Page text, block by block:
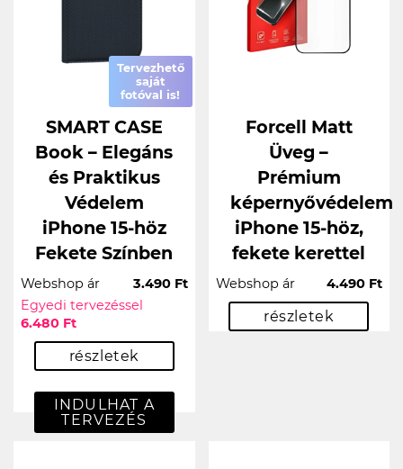
Tervezhető
saját
fotóval is!
SMART CASE
Book – Elegáns
és Praktikus
Védelem
iPhone 15-höz
Fekete Színben
Webshop ár
3.490 Ft
Egyedi tervezéssel
6.480 Ft
részletek
INDULHAT A
TERVEZÉS
Forcell Matt
Üveg –
Prémium
képernyővédelem
iPhone 15-höz,
fekete kerettel
Webshop ár 4.490 Ft
részletek